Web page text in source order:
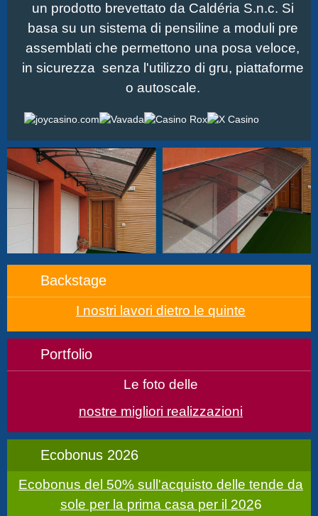
un prodotto brevettato da Caldéria S.n.c. Si
basa su un sistema di pensiline a moduli pre
assemblati che permettono una posa veloce,
in sicurezza senza l'utilizzo di gru, piattaforme
o autoscale.
Backstage
I nostri lavori dietro le quinte
Portfolio
Le foto delle
nostre migliori realizzazioni
Ecobonus 2026
Ecobonus del 50% sull'acquisto delle tende da
sole per la prima casa per il 2026